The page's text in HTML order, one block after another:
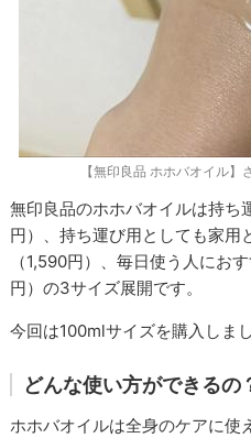
【無印良品 ホホバオイル
無印良品のホホバオイルは持
円）、持ち運び用としても家用
（1,590円）、毎日使う人にお
円）の3サイズ展開です。
今回は100mlサイズを購入しまし
どんな使い方ができるの
ホホバオイルは全身のケアに使